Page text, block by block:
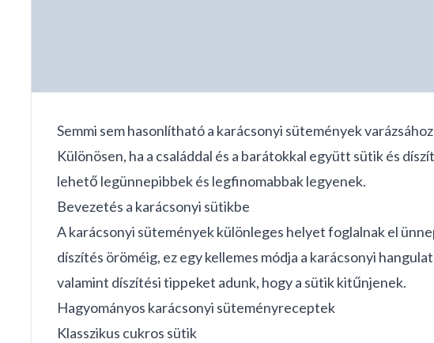
Semmi sem hasonlítható a karácsonyi sütemények varázsához
Különösen, ha a családdal és a barátokkal együtt sütik és
lehető legünnepibbek és legfinomabbak legyenek.
Bevezetés a karácsonyi sütikbe
A karácsonyi sütemények különleges helyet foglalnak el
díszítés öröméig, ez egy kellemes módja a karácsonyi
valamint díszítési tippeket adunk, hogy a sütik kitűnjenek.
Hagyományos karácsonyi süteményreceptek
Klasszikus cukros sütik